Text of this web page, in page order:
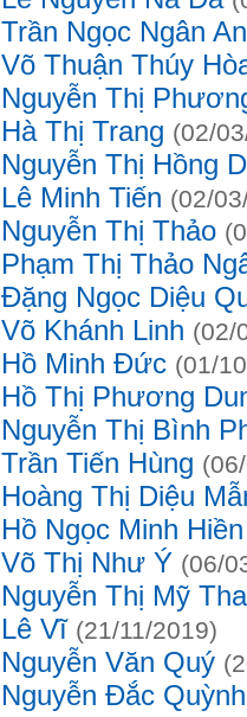
Trần Ngọc Ngân
Võ Thuận Thúy
Nguyễn Thị
Hà Thị Trang (02/
Nguyễn Thị Hồng
Lê Minh Tiến (02/
Nguyễn Thị Thảo
Phạm Thị Thảo
Đặng Ngọc Diệu
Võ Khánh Linh (02/
Hồ Minh Đức (01/
Hồ Thị Phương
Nguyễn Thị Bình
Trần Tiến Hùng
Hoàng Thị Diệu
Hồ Ngọc Minh Hiền
Võ Thị Như Ý (06/
Nguyễn Thị Mỹ
Lê Vĩ (21/11/2019)
Nguyễn Văn Quý
Nguyễn Đắc